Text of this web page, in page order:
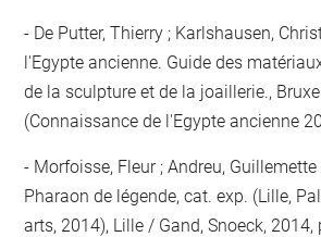
De Putter, Thierry ; Karlshausen,
l'Egypte ancienne. Guide des
de la sculpture et de la joaillerie.,
(Connaissance de l'Egypte ancienne
Morfoisse, Fleur ; Andreu, Guillemette
Pharaon de légende, cat. exp. (Lille,
arts, 2014), Lille / Gand, Snoeck, 2014,